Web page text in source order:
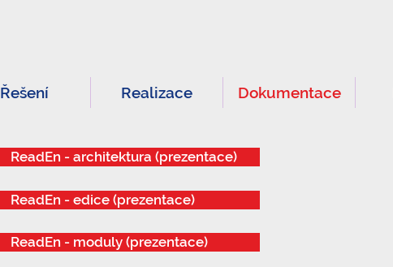
Řešení Realizace Dokumentace
ReadEn - architektura (prezentace)
ReadEn - edice (prezentace)
ReadEn - moduly (prezentace)